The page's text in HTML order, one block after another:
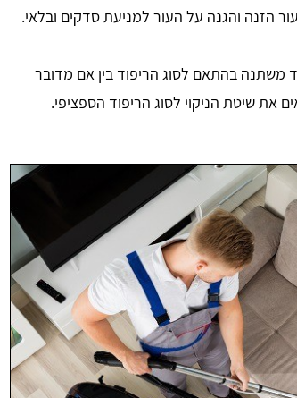
הזנה והגנה על העור למניעת סדקים ובלאי.
משתנה בהתאם לסוג הריפוד בין אם מדובר
את שיטת הניקוי לסוג הריפוד הספציפי.
Moti Faragian
העזרה! מוטי